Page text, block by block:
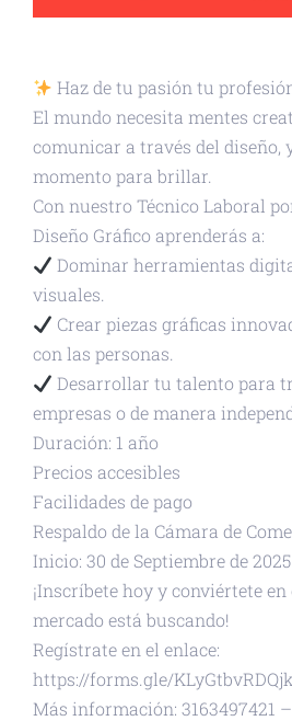
Haz de tu pasión tu
El mundo necesita mentes
comunicar a través del diseño,
momento para brillar.
Con nuestro Técnico Laboral
Diseño Gráfico aprenderás a:
Dominar herramientas
visuales.
Crear piezas gráficas
con las personas.
Desarrollar tu talento para
empresas o de manera
Duración: 1 año
Precios accesibles
Facilidades de pago
Respaldo de la Cámara de
Inicio: 30 de Septiembre de 2025
¡Inscríbete hoy y conviértete
mercado está buscando!
Regístrate en el enlace:
https://forms.gle/
Más información: 3163497421